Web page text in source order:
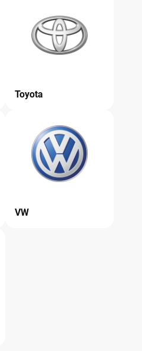
Toyota
VW